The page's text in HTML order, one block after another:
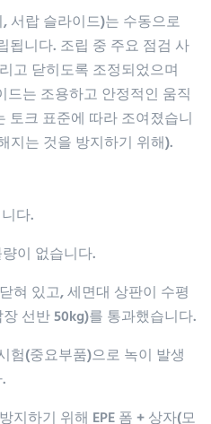
서랍 슬라이드)는 수동으로
됩니다. 조립 중 주요 점검 사
고 닫히도록 조정되었으며
는 조용하고 안정적인 움직
토크 표준에 따라 조여졌습니
지는 것을 방지하기 위해).
다.
이 없습니다.
혀 있고, 세면대 상판이 수평
선반 50kg)를 통과했습니다.
험(중요부품)으로 녹이 발생